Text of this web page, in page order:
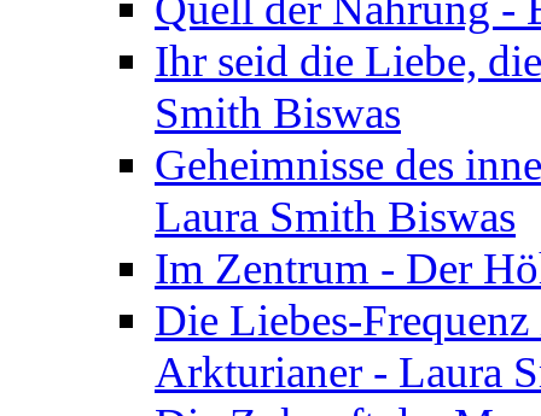
Ihr seid die Liebe,
Smith Biswas
Geheimnisse des
Laura Smith Biswas
Im Zentrum - Der
Die Liebes-
Arkturianer - Laura